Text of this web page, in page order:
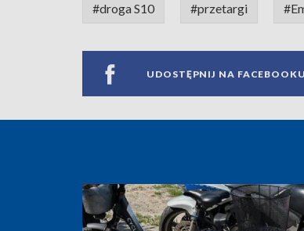
#droga S10 #przetargi
UDOSTĘPNIJ NA FACEBOOKU